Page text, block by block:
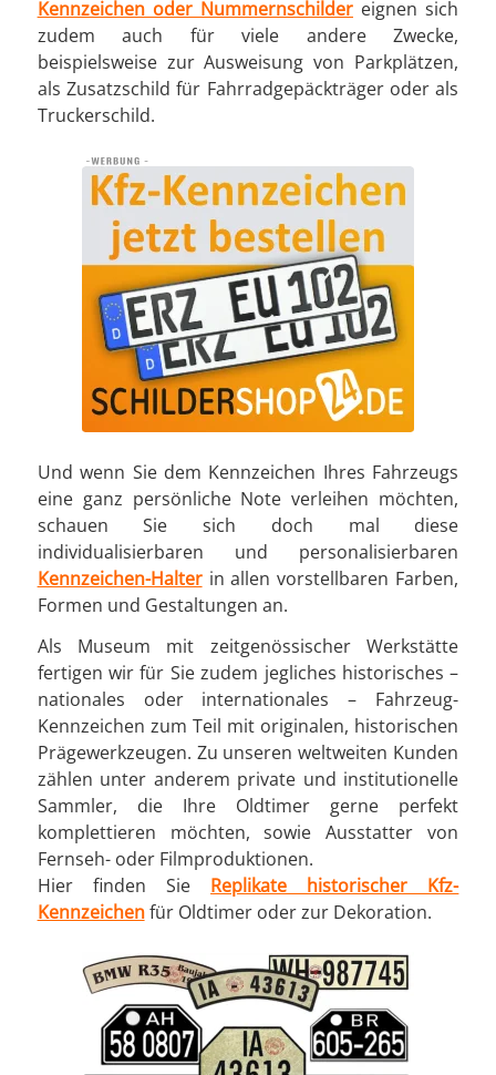
Kennzeichen oder Nummernschilder eignen sich
zudem auch für viele andere Zwecke,
beispielsweise zur Ausweisung von Parkplätzen,
als Zusatzschild für Fahrradgepäckträger oder als
Truckerschild.
Und wenn Sie dem Kennzeichen Ihres Fahrzeugs
eine ganz persönliche Note verleihen möchten,
schauen Sie sich doch mal diese
individualisierbaren und personalisierbaren
Kennzeichen-Halterin allen vorstellbaren Farben,
Formen und Gestaltungen an.
Als Museum mit zeitgenössischer Werkstätte
fertigen wir für Sie zudem jegliches historisches –
nationales oder internationales – Fahrzeug-
Kennzeichen zum Teil mit originalen, historischen
Prägewerkzeugen. Zu unseren weltweiten Kunden
zählen unter anderem private und institutionelle
Sammler, die Ihre Oldtimer gerne perfekt
komplettieren möchten, sowie Ausstatter von
Fernseh- oder Filmproduktionen.
Hier finden Sie Replikate historischer Kfz-
Kennzeichenfür Oldtimer oder zur Dekoration.